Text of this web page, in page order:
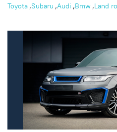
Toyota ,Subaru ,Audi ,Bmw ,Land